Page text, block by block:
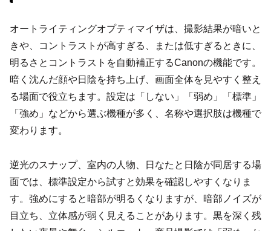
オートライティングオプティマイザは、撮影結果が暗いと
きや、コントラストが高すぎる、または低すぎるときに、
明るさとコントラストを自動補正するCanonの機能です。
暗く沈んだ顔や日陰を持ち上げ、画面全体を見やすく整え
る場面で役立ちます。設定は「しない」「弱め」「標準」
「強め」などから選ぶ機種が多く、名称や選択肢は機種で
変わります。
逆光のスナップ、室内の人物、日なたと日陰が同居する場
面では、標準設定から試すと効果を確認しやすくなりま
す。強めにすると暗部が明るくなりますが、暗部ノイズが
目立ち、立体感が弱く見えることがあります。黒を深く残